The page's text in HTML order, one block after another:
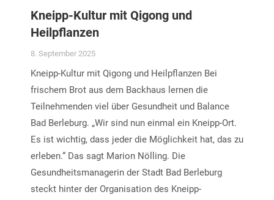
Kneipp-Kultur mit Qigong und
Heilpflanzen
8. September 2025
Kneipp-Kultur mit Qigong und Heilpflanzen Bei
frischem Brot aus dem Backhaus lernen die
Teilnehmenden viel über Gesundheit und Balance
Bad Berleburg. „Wir sind nun einmal ein Kneipp-Ort.
Es ist wichtig, dass jeder die Möglichkeit hat, das zu
erleben.“ Das sagt Marion Nölling. Die
Gesundheitsmanagerin der Stadt Bad Berleburg
steckt hinter der Organisation des Kneipp-